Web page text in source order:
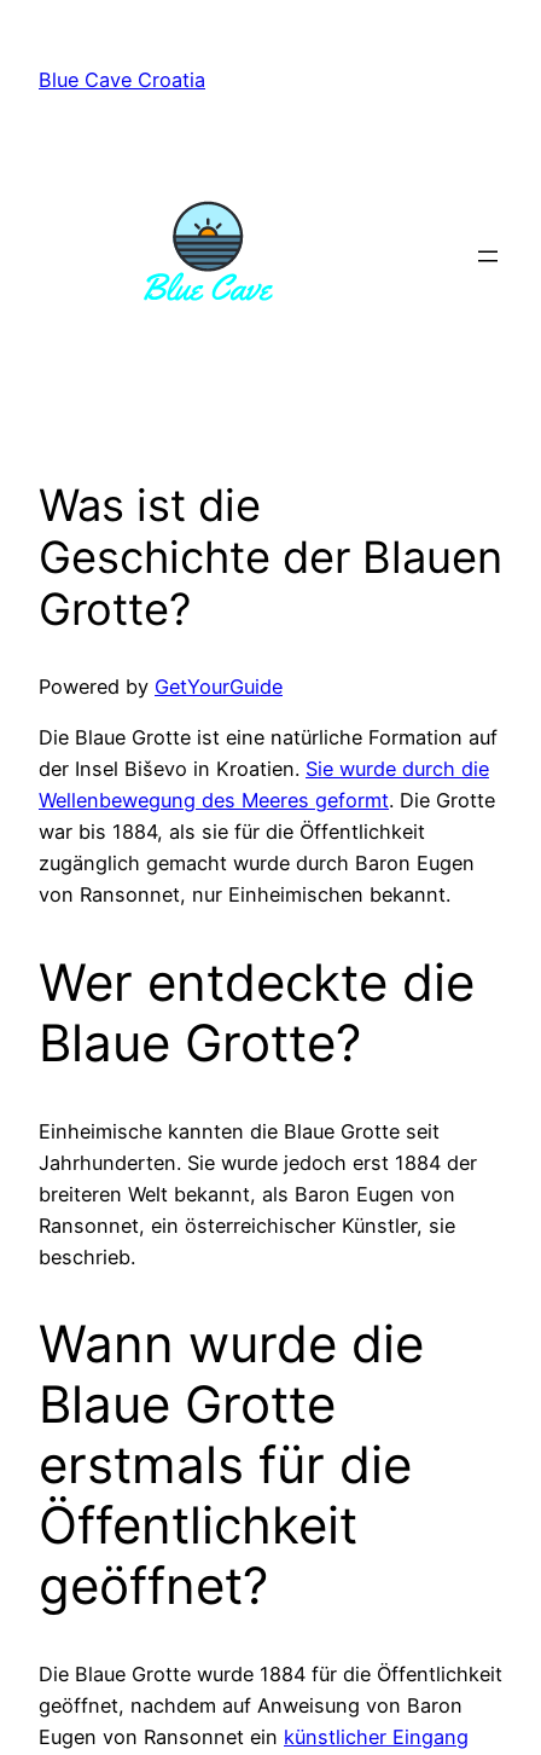
springen
Blue Cave Croatia
Was ist die
Geschichte der Blauen
Grotte?
Powered by GetYourGuide
Die Blaue Grotte ist eine natürliche Formation auf
der Insel Biševo in Kroatien. Sie wurde durch die
Wellenbewegung des Meeres geformt. Die Grotte
war bis 1884, als sie für die Öffentlichkeit
zugänglich gemacht wurde durch Baron Eugen
von Ransonnet, nur Einheimischen bekannt.
Wer entdeckte die
Blaue Grotte?
Einheimische kannten die Blaue Grotte seit
Jahrhunderten. Sie wurde jedoch erst 1884 der
breiteren Welt bekannt, als Baron Eugen von
Ransonnet, ein österreichischer Künstler, sie
beschrieb.
Wann wurde die
Blaue Grotte
erstmals für die
Öffentlichkeit
geöffnet?
Die Blaue Grotte wurde 1884 für die Öffentlichkeit
geöffnet, nachdem auf Anweisung von Baron
Eugen von Ransonnet ein künstlicher Eingang